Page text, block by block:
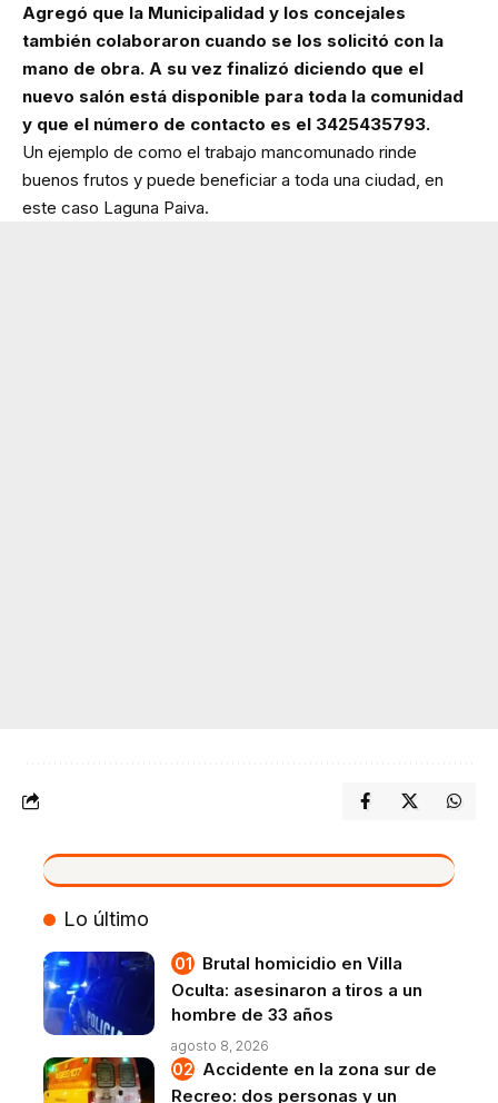
Agregó que la Municipalidad y los concejales
también colaboraron cuando se los solicitó con la
mano de obra. A su vez finalizó diciendo que el
nuevo salón está disponible para toda la comunidad
y que el número de contacto es el 3425435793.
Un ejemplo de como el trabajo mancomunado rinde
buenos frutos y puede beneficiar a toda una ciudad, en
este caso Laguna Paiva.
VIVO
Lo último
Brutal homicidio en Villa
Oculta: asesinaron a tiros a un
hombre de 33 años
agosto 8, 2026
Accidente en la zona sur de
Recreo: dos personas y un